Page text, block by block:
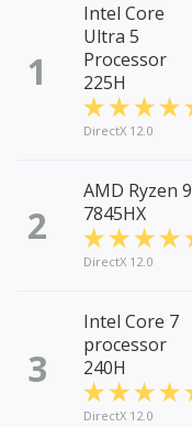
1
Intel Core
Ultra 5
Processor
225H
DirectX 12.0
2
AMD Ryzen 9
7845HX
DirectX 12.0
3
Intel Core 7
processor
240H
DirectX 12.0